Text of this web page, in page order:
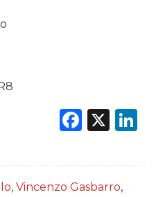
X
, Vincenzo Gasbarro,